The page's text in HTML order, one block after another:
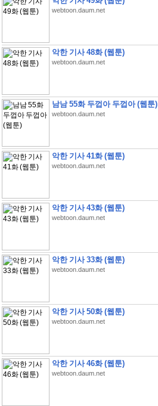
webtoon.daum.net
악한 기사 48화 (웹툰)
webtoon.daum.net
남남 55화 두껍아 두껍아 (웹툰)
webtoon.daum.net
악한 기사 41화 (웹툰)
webtoon.daum.net
악한 기사 43화 (웹툰)
webtoon.daum.net
악한 기사 33화 (웹툰)
webtoon.daum.net
악한 기사 50화 (웹툰)
webtoon.daum.net
악한 기사 46화 (웹툰)
webtoon.daum.net